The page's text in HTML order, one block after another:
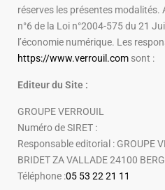
réserves les présentes modalités.
n°6 de la Loi n°2004-575 du 21
l’économie numérique. Les
https://www.verrouil.com sont :
Editeur du Site :
GROUPE VERROUIL
Numéro de SIRET :
Responsable editorial : GROUPE
BRIDET ZA VALLADE 24100
Téléphone :05 53 22 21 11